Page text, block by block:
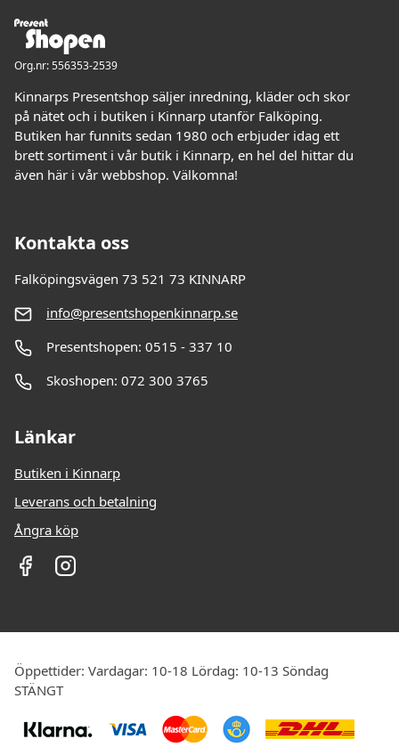
Org.nr: 556353-2539
Kinnarps Presentshop säljer inredning, kläder och skor
på nätet och i butiken i Kinnarp utanför Falköping.
Butiken har funnits sedan 1980 och erbjuder idag ett
brett sortiment i vår butik i Kinnarp, en hel del hittar du
även här i vår webbshop. Välkomna!
Kontakta oss
Falköpingsvägen 73 521 73 KINNARP
info@presentshopenkinnarp.se
Presentshopen: 0515 - 337 10
Skoshopen: 072 300 3765
Länkar
Butiken i Kinnarp
Leverans och betalning
Ångra köp
Öppettider: Vardagar: 10-18 Lördag: 10-13 Söndag
STÄNGT